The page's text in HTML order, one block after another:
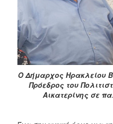
ΠΟΛΙΤΙΣΜΟΣ
ΑΝΘΕΚΤΙΚΗ
ΠΟΛΗ
Ο Δήμαρχος Ηρακλείου
Πρόεδρος του
Αικατερίνης σε